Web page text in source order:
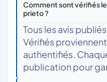
Comment sont vérifiés
prieto ?
Tous les avis
Vérifiés
authentifiés.
publication pour